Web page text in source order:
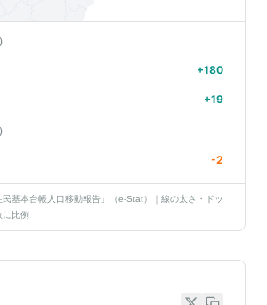
+180
+19
-2
基本台帳人口移動報告」（e-Stat）｜線の太さ・ドッ
に比例